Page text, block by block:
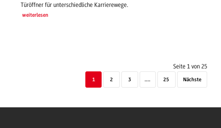
Türöffner für unterschiedliche Karrierewege.
weiterlesen
Seite 1 von 25
1 2 3 .... 25 Nächste